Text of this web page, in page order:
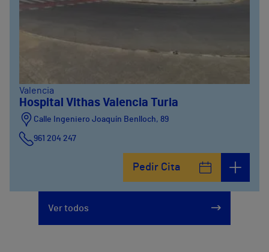
Valencia
Hospital Vithas Valencia Turia
Calle Ingeniero Joaquín Benlloch, 89
961 204 247
Pedir Cita
Ver todos